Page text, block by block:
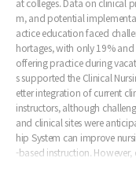
at colleges. Data on clinical
m, and potential
actice education faced
hortages, with only 19%
offering practice during
s supported the Clinical
etter integration of current
instructors, although
and clinical sites were
hip System can improve
-based instruction.